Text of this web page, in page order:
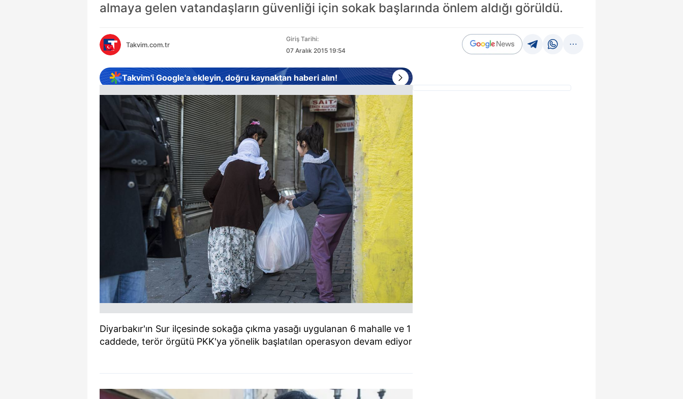
almaya gelen vatandaşların güvenliği için sokak başlarında önlem aldığı görüldü.
Takvim.com.tr
Giriş Tarihi:
07 Aralık 2015 19:54
Takvim'i Google'a ekleyin, doğru kaynaktan haberi alın!
Diyarbakır'ın Sur ilçesinde sokağa çıkma yasağı uygulanan 6 mahalle ve 1
caddede, terör örgütü PKK'ya yönelik başlatılan operasyon devam ediyor